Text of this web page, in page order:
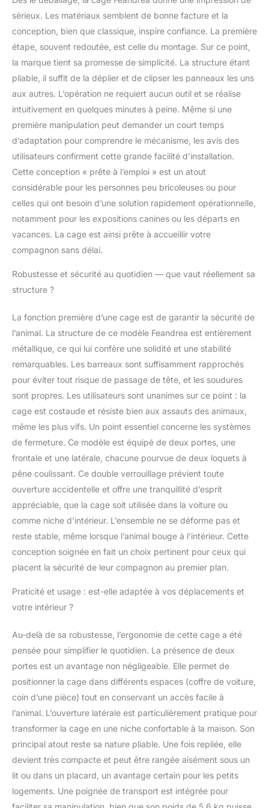
Les verrous en L
empêchent votre
animal de les ouvrir lui-
même [Choisissez la
bonne taille] Cette cage
de 136 x 79 x 87 cm
convient aux chiens de
50 à 68 kg. Races
recommandées :
Chiens de montagne
des Pyrénées, Saint-
Bernard, Terre-Neuve.
Veuillez lire nos
conseils de mesure
dans les précautions
pour choisir la bonne
taille [Facile à
déplacer] Aucun outil
verrous. La cage est
dessus, elle est facile à
transportée partout
esprit tranquille] Cette
cage pour animaux est
équipée d'un plateau
en plastique amovible,
être nettoyée. Donnez
à votre chien un
endroit privé et propre,
il vous remerciera
sérieux. Les matériaux semblent de bonne facture et la
conception, bien que classique, inspire confiance. La première
étape, souvent redoutée, est celle du montage. Sur ce point,
la marque tient sa promesse de simplicité. La structure étant
pliable, il suffit de la déplier et de clipser les panneaux les uns
aux autres. L’opération ne requiert aucun outil et se réalise
intuitivement en quelques minutes à peine. Même si une
première manipulation peut demander un court temps
d’adaptation pour comprendre le mécanisme, les avis des
utilisateurs confirment cette grande facilité d’installation.
Cette conception « prête à l’emploi » est un atout
considérable pour les personnes peu bricoleuses ou pour
celles qui ont besoin d’une solution rapidement opérationnelle,
notamment pour les expositions canines ou les départs en
vacances. La cage est ainsi prête à accueillir votre
compagnon sans délai.
Robustesse et sécurité au quotidien — que vaut réellement sa
structure ?
La fonction première d’une cage est de garantir la sécurité de
l’animal. La structure de ce modèle Feandrea est entièrement
métallique, ce qui lui confère une solidité et une stabilité
remarquables. Les barreaux sont suffisamment rapprochés
pour éviter tout risque de passage de tête, et les soudures
sont propres. Les utilisateurs sont unanimes sur ce point : la
cage est costaude et résiste bien aux assauts des animaux,
même les plus vifs. Un point essentiel concerne les systèmes
de fermeture. Ce modèle est équipé de deux portes, une
frontale et une latérale, chacune pourvue de deux loquets à
pêne coulissant. Ce double verrouillage prévient toute
ouverture accidentelle et offre une tranquillité d’esprit
appréciable, que la cage soit utilisée dans la voiture ou
comme niche d’intérieur. L’ensemble ne se déforme pas et
reste stable, même lorsque l’animal bouge à l’intérieur. Cette
conception soignée en fait un choix pertinent pour ceux qui
placent la sécurité de leur compagnon au premier plan.
Praticité et usage : est-elle adaptée à vos déplacements et
votre intérieur ?
Au-delà de sa robustesse, l’ergonomie de cette cage a été
pensée pour simplifier le quotidien. La présence de deux
portes est un avantage non négligeable. Elle permet de
positionner la cage dans différents espaces (coffre de voiture,
coin d’une pièce) tout en conservant un accès facile à
l’animal. L’ouverture latérale est particulièrement pratique pour
transformer la cage en une niche confortable à la maison. Son
principal atout reste sa nature pliable. Une fois repliée, elle
devient très compacte et peut être rangée aisément sous un
lit ou dans un placard, un avantage certain pour les petits
logements. Une poignée de transport est intégrée pour